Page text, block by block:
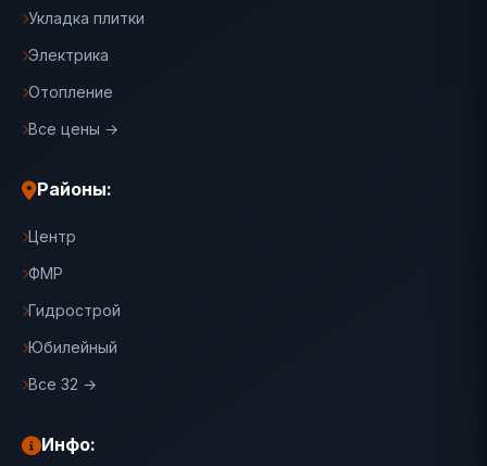
Укладка плитки
Электрика
Отопление
Все цены →
Районы:
Центр
ФМР
Гидрострой
Юбилейный
Все 32 →
Инфо: